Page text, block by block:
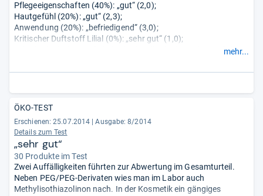
Pflegeeigenschaften (40%): „gut“ (2,0);
Hautgefühl (20%): „gut“ (2,3);
Anwendung (20%): „befriedigend“ (3,0);
Kritischer Duftstoff Lilial (0%): „sehr gut“ (1,0);
Mikrobiologische Qualität (0%): Die mikrobiologische Qualität
Verpackung (10%): „gut“ (2,0);
mehr...
ÖKO-TEST
Erschienen: 25.07.2014
Ausgabe: 8/2014
Details zum Test
„sehr gut“
30 Produkte im Test
Zwei Auffälligkeiten führten zur Abwertung im Gesamturteil.
Neben PEG/PEG-Derivaten wies man im Labor auch
Methylisothiazolinon nach. In der Kosmetik ein gängiges